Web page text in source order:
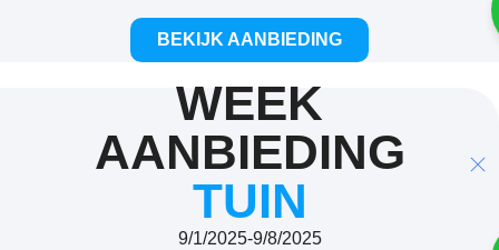
BEKIJK AANBIEDING
WEEK
AANBIEDING
TUIN
9/1/2025-9/8/2025